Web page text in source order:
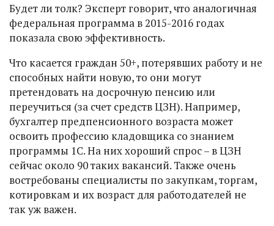
Будет ли толк? Эксперт говорит, что аналогичная
федеральная программа в 2015-2016 годах
показала свою эффективность.
Что касается граждан 50+, потерявших работу и не
способных найти новую, то они могут
претендовать на досрочную пенсию или
переучиться (за счет средств ЦЗН). Например,
бухгалтер предпенсионного возраста может
освоить профессию кладовщика со знанием
программы 1С. На них хороший спрос – в ЦЗН
сейчас около 90 таких вакансий. Также очень
востребованы специалисты по закупкам, торгам,
котировкам и их возраст для работодателей не
так уж важен.